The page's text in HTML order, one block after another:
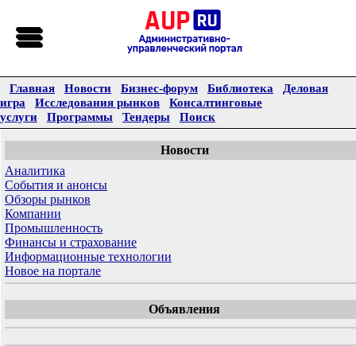
Главная Новости Бизнес-форум Библиотека
Деловая
игра
Исследования рынков
Консалтинговые
услуги
Программы Тендеры Поиск
Новости
Аналитика
События и анонсы
Обзоры рынков
Компании
Промышленность
Финансы и страхование
Информационные технологии
Новое на портале
Объявления